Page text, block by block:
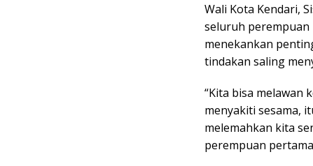
Wali Kota Kendari,
seluruh perempuan
menekankan
tindakan saling
“Kita bisa melawan
menyakiti sesama,
melemahkan kita
perempuan